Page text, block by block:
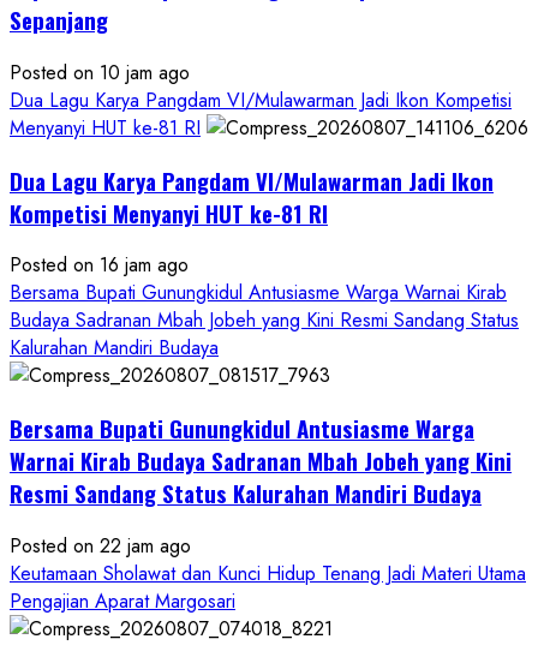
Sepanjang
Posted on 10 jam ago
Dua Lagu Karya Pangdam VI/Mulawarman Jadi Ikon Kompetisi
Menyanyi HUT ke-81 RI
Dua Lagu Karya Pangdam VI/Mulawarman Jadi Ikon
Kompetisi Menyanyi HUT ke-81 RI
Posted on 16 jam ago
Bersama Bupati Gunungkidul Antusiasme Warga Warnai Kirab
Budaya Sadranan Mbah Jobeh yang Kini Resmi Sandang Status
Kalurahan Mandiri Budaya
Bersama Bupati Gunungkidul Antusiasme Warga
Warnai Kirab Budaya Sadranan Mbah Jobeh yang Kini
Resmi Sandang Status Kalurahan Mandiri Budaya
Posted on 22 jam ago
Keutamaan Sholawat dan Kunci Hidup Tenang Jadi Materi Utama
Pengajian Aparat Margosari